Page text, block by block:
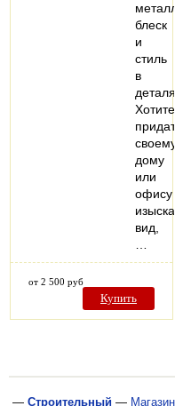
блеск
и
стиль
в
Хотите
придать
своему
дому
или
офису
вид,
…
от 2 500 руб
Купить
— Строительный —